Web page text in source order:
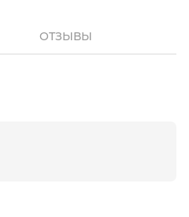
ОТЗЫВЫ